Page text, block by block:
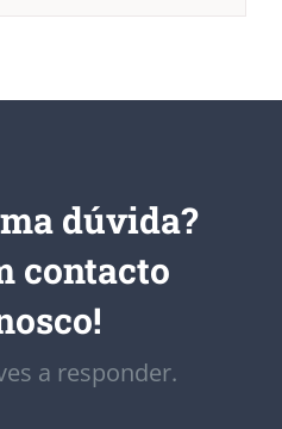
dúvida?
contacto
a responder.